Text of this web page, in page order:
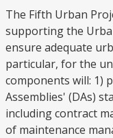
The Fifth Urban
supporting the
ensure adequate
particular, for the
components will: 1)
Assemblies' (DAs)
including contract
of maintenance